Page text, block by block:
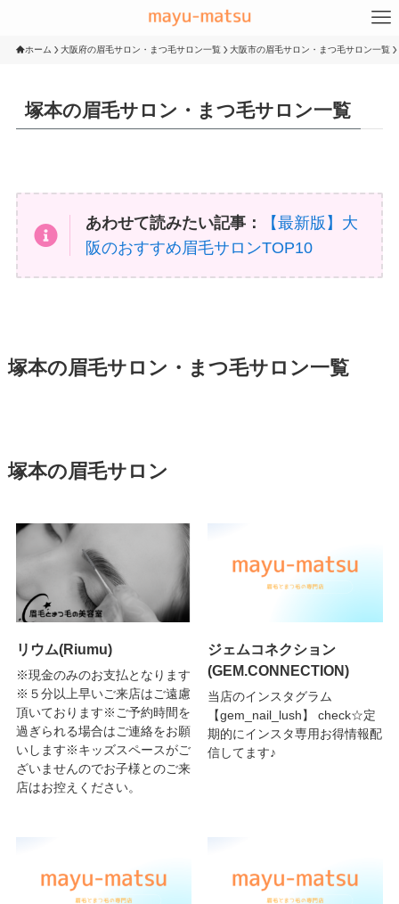
ホーム 大阪府の眉毛サロン・まつ毛サロン一覧 大阪市の眉毛サロン・まつ毛サロン一覧
塚本の眉毛サロン・まつ毛サロン一覧
あわせて読みたい記事：
【最新版】大
阪のおすすめ眉毛サロンTOP10
塚本の眉毛サロン・まつ毛サロン一覧
塚本の眉毛サロン
リウム(Riumu)
※現金のみのお支払となります
※５分以上早いご来店はご遠慮
頂いております※ご予約時間を
過ぎられる場合はご連絡をお願
いします※キッズスペースがご
ざいませんのでお子様とのご来
店はお控えください。
ジェムコネクション
(GEM.CONNECTION)
当店のインスタグラム
【gem_nail_lush】 check☆定
期的にインスタ専用お得情報配
信してます♪